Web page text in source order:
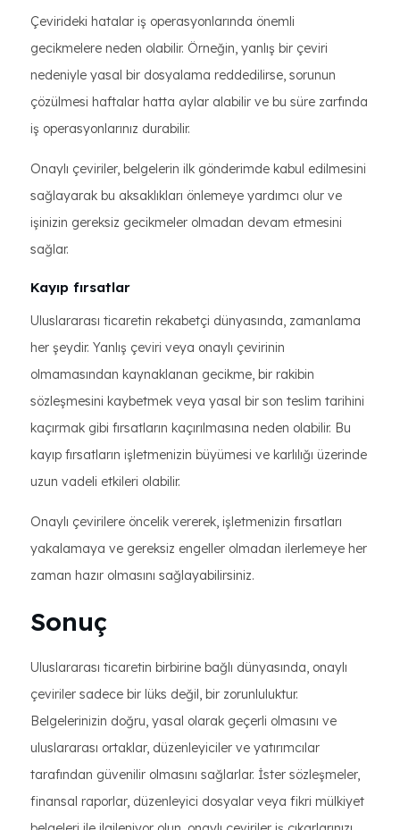
Çevirideki hatalar iş operasyonlarında önemli
gecikmelere neden olabilir. Örneğin, yanlış bir çeviri
nedeniyle yasal bir dosyalama reddedilirse, sorunun
çözülmesi haftalar hatta aylar alabilir ve bu süre zarfında
iş operasyonlarınız durabilir.
Onaylı çeviriler, belgelerin ilk gönderimde kabul edilmesini
sağlayarak bu aksaklıkları önlemeye yardımcı olur ve
işinizin gereksiz gecikmeler olmadan devam etmesini
sağlar.
Kayıp fırsatlar
Uluslararası ticaretin rekabetçi dünyasında, zamanlama
her şeydir. Yanlış çeviri veya onaylı çevirinin
olmamasından kaynaklanan gecikme, bir rakibin
sözleşmesini kaybetmek veya yasal bir son teslim tarihini
kaçırmak gibi fırsatların kaçırılmasına neden olabilir. Bu
kayıp fırsatların işletmenizin büyümesi ve karlılığı üzerinde
uzun vadeli etkileri olabilir.
Onaylı çevirilere öncelik vererek, işletmenizin fırsatları
yakalamaya ve gereksiz engeller olmadan ilerlemeye her
zaman hazır olmasını sağlayabilirsiniz.
Sonuç
Uluslararası ticaretin birbirine bağlı dünyasında, onaylı
çeviriler sadece bir lüks değil, bir zorunluluktur.
Belgelerinizin doğru, yasal olarak geçerli olmasını ve
uluslararası ortaklar, düzenleyiciler ve yatırımcılar
tarafından güvenilir olmasını sağlarlar. İster sözleşmeler,
finansal raporlar, düzenleyici dosyalar veya fikri mülkiyet